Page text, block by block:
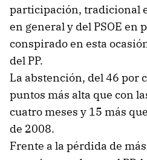
participación, tradicional
en general y del PSOE en
conspirado en esta
del PP.
La abstención, del 46 por
puntos más alta que con
cuatro meses y 15 más
de 2008.
Frente a la pérdida de